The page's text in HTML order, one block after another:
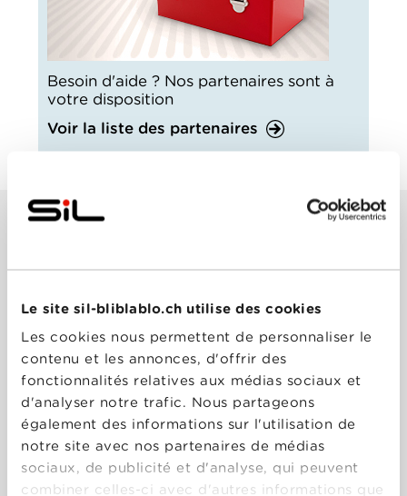
Le site sil-bliblablo.ch utilise des cookies
Les cookies nous permettent de personnaliser le
contenu et les annonces, d'offrir des
fonctionnalités relatives aux médias sociaux et
d'analyser notre trafic. Nous partageons
également des informations sur l'utilisation de
notre site avec nos partenaires de médias
sociaux, de publicité et d'analyse, qui peuvent
combiner celles-ci avec d'autres informations que
Besoin d'aide ? Nos partenaires sont à
votre disposition
Voir la liste des partenaires
Disponibilité – Questions fréquentes
bénéficier des prestations fibre
optique
Vous pouvez consulter le plan de
déploiement de la fibre optique et
tester votre adresseici
Cette aide vous a-t-elle été utile?
Dans le cadre d'une nouvelle
construction, y a-t-il l'obligation
de se raccorder au réseau
Swisscom ?